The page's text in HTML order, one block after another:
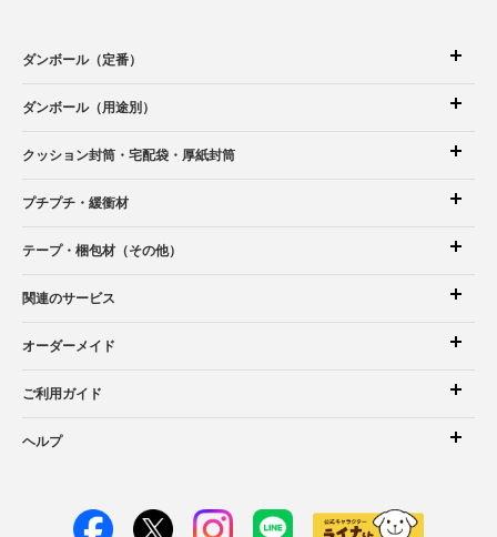
ダンボール（定番）
ダンボール（用途別）
クッション封筒 ・宅配袋 ・厚紙封筒
プチプチ・緩衝材
テープ・梱包材（その他）
関連のサービス
オーダーメイド
ご利用ガイド
ヘルプ